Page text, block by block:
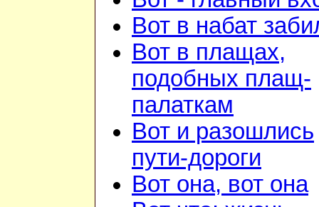
Вот в набат
Вот в плащах,
подобных плащ-
палаткам
Вот и разошлись
пути-дороги
Вот она, вот она